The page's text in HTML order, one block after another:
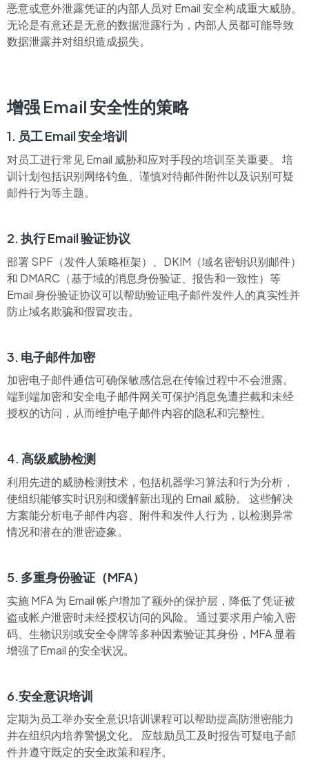
恶意或意外泄露凭证的内部人员对 Email 安全构成重大威胁。
无论是有意还是无意的数据泄露行为，内部人员都可能导致
数据泄露并对组织造成损失。
增强 Email 安全性的策略
1. 员工 Email 安全培训
对员工进行常见 Email 威胁和应对手段的培训至关重要。 培
训计划包括识别网络钓鱼、谨慎对待邮件附件以及识别可疑
邮件行为等主题。
2. 执行 Email 验证协议
部署 SPF（发件人策略框架）、DKIM（域名密钥识别邮件）
和 DMARC（基于域的消息身份验证、报告和一致性）等
Email 身份验证协议可以帮助验证电子邮件发件人的真实性并
防止域名欺骗和假冒攻击。
3. 电子邮件加密
加密电子邮件通信可确保敏感信息在传输过程中不会泄露。
端到端加密和安全电子邮件网关可保护消息免遭拦截和未经
授权的访问，从而维护电子邮件内容的隐私和完整性。
4. 高级威胁检测
利用先进的威胁检测技术，包括机器学习算法和行为分析，
使组织能够实时识别和缓解新出现的 Email 威胁。 这些解决
方案能分析电子邮件内容、附件和发件人行为，以检测异常
情况和潜在的泄密迹象。
5. 多重身份验证（MFA）
实施 MFA 为 Email 帐户增加了额外的保护层，降低了凭证被
盗或帐户泄密时未经授权访问的风险。 通过要求用户输入密
码、生物识别或安全令牌等多种因素验证其身份，MFA 显着
增强了Email 的安全状况。
6.安全意识培训
定期为员工举办安全意识培训课程可以帮助提高防泄密能力
并在组织内培养警惕文化。 应鼓励员工及时报告可疑电子邮
件并遵守既定的安全政策和程序。